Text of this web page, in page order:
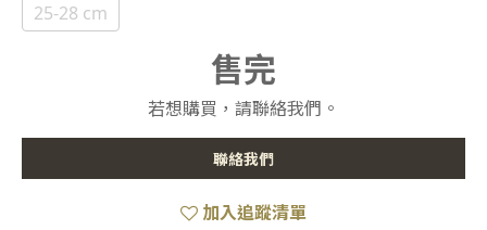
25-28 cm
售完
若想購買，請聯絡我們。
聯絡我們
加入追蹤清單